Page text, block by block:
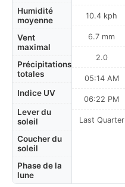
Humidité
moyenne
Vent
maximal
Précipitations
totales
Indice UV
Lever du
soleil
Coucher du
soleil
Phase de la
lune
10.4 kph
6.7 mm
2.0
05:14 AM
06:22 PM
Last Quarter